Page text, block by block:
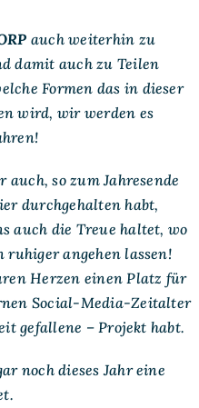
auch weiterhin zu
damit auch zu Teilen
Formen das in dieser
wird, wir werden es
so zum Jahresende
durchgehalten habt,
auch die Treue haltet, wo
ruhiger angehen lassen!
Herzen einen Platz für
Social-Media-Zeitalter
gefallene – Projekt habt.
noch dieses Jahr eine